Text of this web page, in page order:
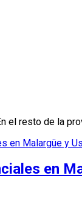
el resto de la
en Malargüe y
en